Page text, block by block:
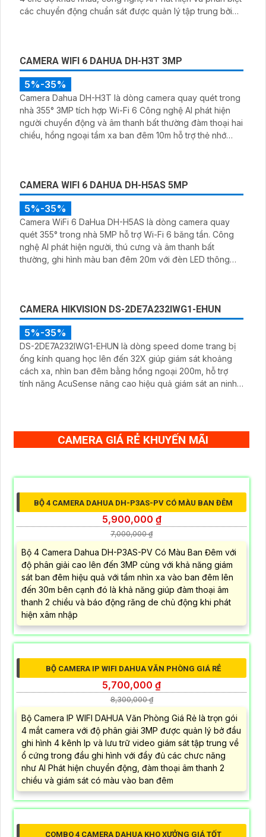
chất lượng hình ảnh ban đêm được nâng cao với khả
năng hồng ngoại lên đến 100m. Camera cung cấp hình
COMBO 4 CAMERA EZVIZ QUAY XOAY NGOÀI TRỜI
5,900,000 ₫
7,000,000 ₫
Combo 4 Camera Quay Xoay Ngoài Trời đến từ nhà
các chuyển động chuẩn sát được quản lý tập trung bởi
đầu ghi hình IP WiFi
CAMERA WIFI 6 DAHUA DH-H3T 3MP
5%-35%
Camera Dahua DH-H3T là dòng camera quay quét trong
chiều, hồng ngoại tầm xa ban đêm 10m hỗ trợ thẻ nhớ
MicroSD 256GB ONVIF và điều khiển từ xa qua ứng dụng
DMSS
CAMERA WIFI 6 DAHUA DH-H5AS 5MP
5%-35%
Camera WiFi 6 DaHua DH-H5AS là dòng camera quay
minh 10m, hỗ trợ thẻ nhớ 256GB và quản lý từ xa qua ứng
CAMERA HIKVISION DS-2DE7A232IWG1-EHUN
5%-35%
DS-2DE7A232IWG1-EHUN là dòng speed dome trang bị
ống kính quang học lên đến 32X giúp giám sát khoảng
cách xa, nhìn ban đêm bằng hồng ngoại 200m, hỗ trợ
tính năng AcuSense nâng cao hiệu quả giám sát an ninh,
có tốc độ lấy nét cao nhờ công nghệ Self-learning
CAMERA GIÁ RẺ KHUYẾN MÃI
BỘ 4 CAMERA DAHUA DH-P3AS-PV CÓ MÀU BAN ĐÊM
5,900,000 ₫
7,000,000 ₫
Bộ 4 Camera Dahua DH-P3AS-PV Có Màu Ban Đêm với
độ phân giải cao lên đến 3MP cùng với khả năng giám
sát ban đêm hiệu quả với tầm nhìn xa vào ban đêm lên
đến 30m bên cạnh đó là khả năng giúp đàm thoại âm
thanh 2 chiều và báo động răng de chủ động khi phát
hiện xâm nhập